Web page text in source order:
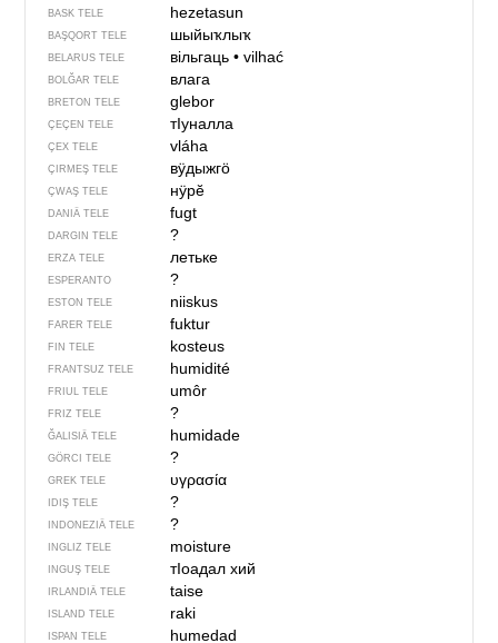
BASK TELE hezetasun
BAŞQORT TELE шыйыҡлыҡ
BELARUS TELE вільгаць• vilhać
BOLĞAR TELE влага
BRETON TELE glebor
ÇEÇEN TELE тIуналла
ÇEX TELE vláha
ÇIRMEŞ TELE вӱдыжгӧ
ÇWAŞ TELE нӱрӗ
DANIÄ TELE fugt
DARGIN TELE ?
ERZA TELE летьке
ESPERANTO ?
ESTON TELE niiskus
FARER TELE fuktur
FIN TELE kosteus
FRANTSUZ TELE humidité
FRIUL TELE umôr
FRIZ TELE ?
ĞALISIÄ TELE humidade
GÖRCI TELE ?
GREK TELE υγρασία
IDIŞ TELE ?
INDONEZIÄ TELE ?
INGLIZ TELE moisture
INGUŞ TELE тIоадал хий
IRLANDIÄ TELE taise
ISLAND TELE raki
ISPAN TELE humedad